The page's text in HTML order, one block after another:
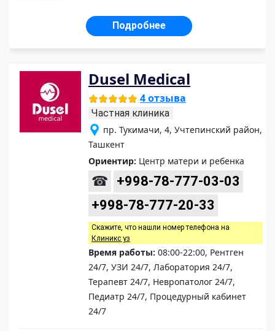
Подробнее
Dusel Medical
4 отзыва
Частная клиника
пр. Тукимачи, 4, Учтепинский район,
Ташкент
Ориентир: Центр матери и ребенка
☎
+998-78-777-03-03
+998-78-777-20-33
Скажите, что нашли номер телефона на
Клиникс уз
Время работы: 08:00-22:00, Рентген
24/7, УЗИ 24/7, Лаборатория 24/7,
Терапевт 24/7, Невропатолог 24/7,
Педиатр 24/7, Процедурный кабинет
24/7